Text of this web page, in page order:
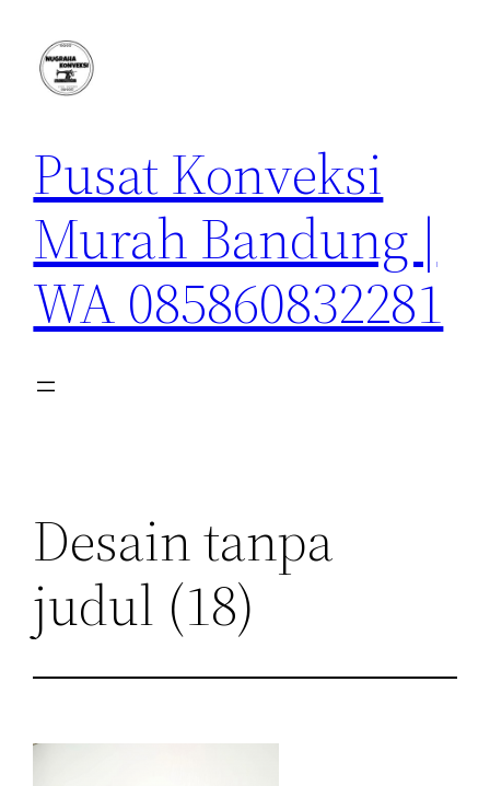
konten
Pusat Konveksi
Murah Bandung |
WA 085860832281
Desain tanpa
judul (18)